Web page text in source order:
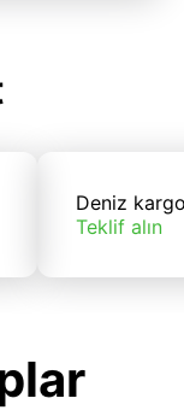
Deniz
Teklif alın